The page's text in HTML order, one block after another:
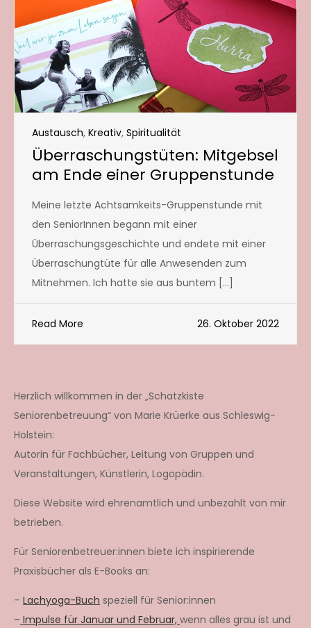
Austausch, Kreativ, Spiritualität
Überraschungstüten: Mitgebsel
am Ende einer Gruppenstunde
Meine letzte Achtsamkeits-Gruppenstunde mit
den SeniorInnen begann mit einer
Überraschungsgeschichte und endete mit einer
Überraschungtüte für alle Anwesenden zum
Mitnehmen. Ich hatte sie aus buntem […]
Read More 26. Oktober 2022
Herzlich willkommen in der „Schatzkiste
Seniorenbetreuung“ von Marie Krüerke aus Schleswig-
Holstein:
Autorin für Fachbücher, Leitung von Gruppen und
Veranstaltungen, Künstlerin, Logopädin.
Diese Website wird ehrenamtlich und unbezahlt von mir
betrieben.
Für Seniorenbetreuer:innen biete ich inspirierende
Praxisbücher als E-Books an:
– Lachyoga-Buch speziell für Senior:innen
– Impulse für Januar und Februar, wenn alles grau ist und